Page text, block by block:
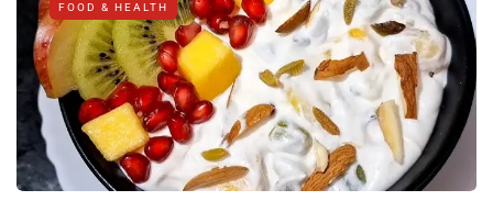
FOOD & HEALTH